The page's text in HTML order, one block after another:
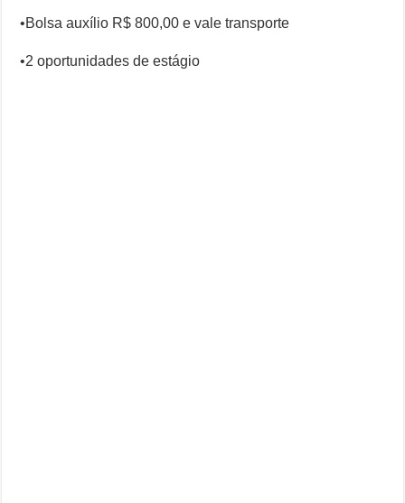
•Bolsa auxílio R$ 800,00 e vale transporte
•2 oportunidades de estágio